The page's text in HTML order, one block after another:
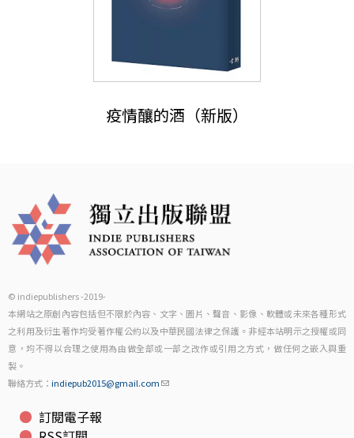
疫情釀的酒（新版）
© indiepublishers -2019-
本網站之原創內容包括但不限於內容、文字、圖片、聲音、影像、軟體或未來各種形式
之利用及衍生著作均受著作權公約以及中華民國法律之保護。非經本站明示之授權或同
意，均不得以合理之使用為由做全部或一部之改作或引用之方式，做任何之嵌入與重
製。
聯絡方式： indiepub2015@gmail.com
訂閱電子報